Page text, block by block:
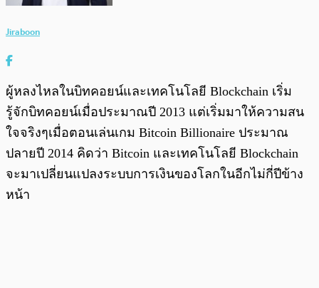
Jiraboon
ผู้หลงไหลในบิทคอยน์และเทคโนโลยี Blockchain เริ่ม
รู้จักบิทคอยน์เมื่อประมาณปี 2013 แต่เริ่มมาให้ความสน
ใจจริงๆเมื่อตอนเล่นเกม Bitcoin Billionaire ประมาณ
ปลายปี 2014 คิดว่า Bitcoin และเทคโนโลยี Blockchain
จะมาเปลี่ยนแปลงระบบการเงินของโลกในอีกไม่กี่ปีข้าง
หน้า